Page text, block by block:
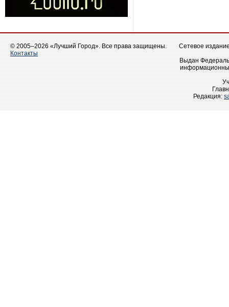
© 2005–2026 «Лучший Город». Все права защищены.
Контакты
Сетевое
Выдан
Редакция: